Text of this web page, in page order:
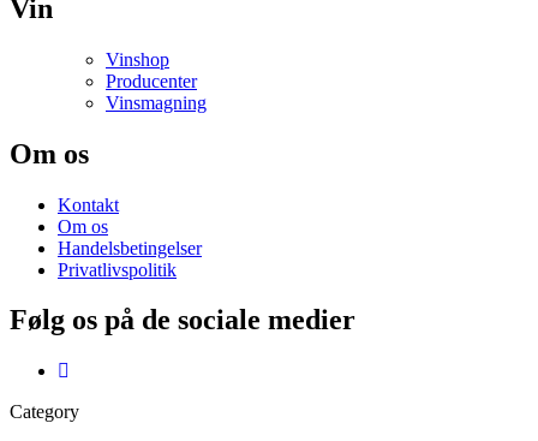
Vin
Vinshop
Producenter
Vinsmagning
Om os
Kontakt
Om os
Handelsbetingelser
Privatlivspolitik
Følg os på de sociale medier
Category